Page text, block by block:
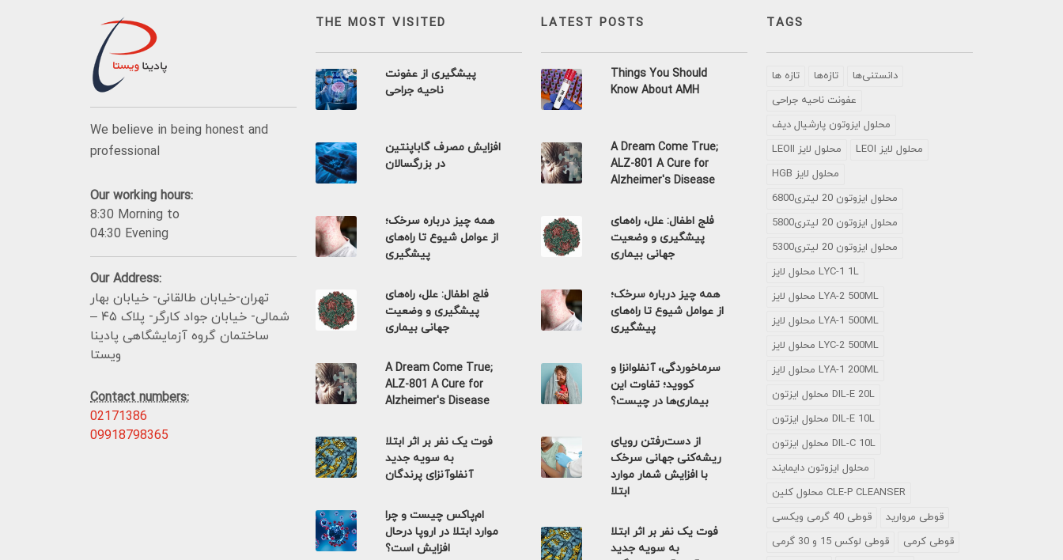
We believe in being honest and
professional
Our working hours:
8:30 Morning to
04:30 Evening
Our Address:
تهران-خیابان طالقانی- خیابان بهار
شمالی- خیابان جواد کارگر- پلاک ۴۵ –
ساختمان گروه آزمایشگاهی پادینا
ویستا
Contact numbers:
02171386
09918798365
THE MOST VISITED
پیشگیری از عفونت
ناحیه جراحی
افزایش مصرف گاباپنتین
در بزرگسالان
همه چیز درباره سرخک؛
از عوامل شیوع تا راه‌های
پیشگیری
فلج اطفال: علل، راه‌های
پیشگیری و وضعیت
جهانی بیماری
A Dream Come True;
ALZ-801 A Cure for
Alzheimer's Disease
فوت یک نفر بر اثر ابتلا
به سویه جدید
آنفلوآنزای پرندگان
ام‌پاکس چیست و چرا
موارد ابتلا در اروپا درحال
افزایش است؟
LATEST POSTS
Things You Should
Know About AMH
A Dream Come True;
ALZ-801 A Cure for
Alzheimer's Disease
فلج اطفال: علل، راه‌های
پیشگیری و وضعیت
جهانی بیماری
همه چیز درباره سرخک؛
از عوامل شیوع تا راه‌های
پیشگیری
سرماخوردگی، آنفلوانزا و
کووید؛ تفاوت این
بیماری‌ها در چیست؟
از دست‌رفتن رویای
ریشه‌کنی جهانی سرخک
با افزایش شمار موارد
ابتلا
فوت یک نفر بر اثر ابتلا
به سویه جدید
TAGS
تازه ها تازه‌ها
دانستنی‌ها
عفونت ناحیه جراحی
محلول ايزوتون پارشيال ديف
LEOII محلول لایز
LEOI محلول لایز
HGB محلول لایز
محلول ایزوتون 20 لیتری6800
محلول ایزوتون 20 لیتری5800
محلول ایزوتون 20 لیتری5300
محلول لایز LYC-1 1L
محلول لایز LYA-2 500ML
محلول لایز LYA-1 500ML
محلول لایز LYC-2 500ML
محلول لایز LYA-1 200ML
محلول ایزتون DIL-E 20L
محلول ایزتون DIL-E 10L
محلول ایزتون DIL-C 10L
محلول ایزوتون دایمایند
محلول کلین CLE-P CLEANSER
قوطی 40 گرمی ویکسی
قوطی مروارید
قوطی لوکس 15 و 30 گرمی
قوطی کرمی